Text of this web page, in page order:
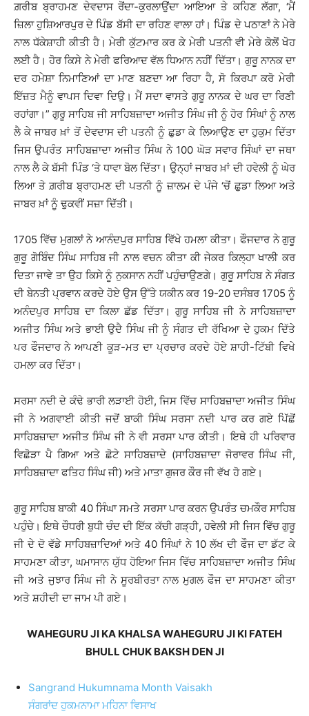
ਗ਼ਰੀਬ ਬ੍ਰਾਹਮਣ ਦੇਵਦਾਸ ਰੋਂਦਾ-ਕੁਰਲਾਉਂਦਾ ਆਇਆ ਤੇ ਕਹਿਣ ਲੱਗਾ, ‘ਮੈਂ
ਜ਼ਿਲਾ ਹੁਸ਼ਿਆਰਪੁਰ ਦੇ ਪਿੰਡ ਬੱਸੀ ਦਾ ਰਹਿਣ ਵਾਲਾ ਹਾਂ। ਪਿੰਡ ਦੇ ਪਠਾਣਾਂ ਨੇ ਮੇਰੇ
ਨਾਲ ਧੱਕੇਸ਼ਾਹੀ ਕੀਤੀ ਹੈ। ਮੇਰੀ ਕੁੱਟਮਾਰ ਕਰ ਕੇ ਮੇਰੀ ਪਤਨੀ ਵੀ ਮੇਰੇ ਕੋਲੋਂ ਖੋਹ
ਲਈ ਹੈ। ਹੋਰ ਕਿਸੇ ਨੇ ਮੇਰੀ ਫਰਿਆਦ ਵੱਲ ਧਿਆਨ ਨਹੀਂ ਦਿੱਤਾ। ਗੁਰੂ ਨਾਨਕ ਦਾ
ਦਰ ਹਮੇਸ਼ਾ ਨਿਮਾਣਿਆਂ ਦਾ ਮਾਣ ਬਣਦਾ ਆ ਰਿਹਾ ਹੈ, ਸੋ ਕਿਰਪਾ ਕਰੋ ਮੇਰੀ
ਇੱਜ਼ਤ ਮੈਨੂੰ ਵਾਪਸ ਦਿਵਾ ਦਿਉ। ਮੈਂ ਸਦਾ ਵਾਸਤੇ ਗੁਰੂ ਨਾਨਕ ਦੇ ਘਰ ਦਾ ਰਿਣੀ
ਰਹਾਂਗਾ।” ਗੁਰੂ ਸਾਹਿਬ ਜੀ ਸਾਹਿਬਜ਼ਾਦਾ ਅਜੀਤ ਸਿੰਘ ਜੀ ਨੂੰ ਹੋਰ ਸਿੰਘਾਂ ਨੂੰ ਨਾਲ
ਲੈ ਕੇ ਜਾਬਰ ਖ਼ਾਂ ਤੋਂ ਦੇਵਦਾਸ ਦੀ ਪਤਨੀ ਨੂੰ ਛੁਡਾ ਕੇ ਲਿਆਉਣ ਦਾ ਹੁਕੁਮ ਦਿੱਤਾ
ਜਿਸ ਉਪਰੰਤ ਸਾਹਿਬਜ਼ਾਦਾ ਅਜੀਤ ਸਿੰਘ ਨੇ 100 ਘੋੜ ਸਵਾਰ ਸਿੰਘਾਂ ਦਾ ਜਥਾ
ਨਾਲ ਲੈ ਕੇ ਬੱਸੀ ਪਿੰਡ ‘ਤੇ ਧਾਵਾ ਬੋਲ ਦਿੱਤਾ। ਉਨ੍ਹਾਂ ਜਾਬਰ ਖ਼ਾਂ ਦੀ ਹਵੇਲੀ ਨੂੰ ਘੇਰ
ਲਿਆ ਤੇ ਗ਼ਰੀਬ ਬ੍ਰਾਹਮਣ ਦੀ ਪਤਨੀ ਨੂੰ ਜ਼ਾਲਮ ਦੇ ਪੰਜੇ ‘ਚੋਂ ਛੁਡਾ ਲਿਆ ਅਤੇ
ਜਾਬਰ ਖ਼ਾਂ ਨੂੰ ਢੁਕਵੀਂ ਸਜ਼ਾ ਦਿੱਤੀ।
1705 ਵਿੱਚ ਮੁਗਲਾਂ ਨੇ ਆਨੰਦਪੁਰ ਸਾਹਿਬ ਵਿੱਖੇ ਹਮਲਾ ਕੀਤਾ। ਫੌਜਦਾਰ ਨੇ ਗੁਰੂ
ਗੁਰੂ ਗੋਬਿੰਦ ਸਿੰਘ ਸਾਹਿਬ ਜੀ ਨਾਲ ਵਚਨ ਕੀਤਾ ਕੀ ਜੇਕਰ ਕਿਲ੍ਹਾ ਖਾਲੀ ਕਰ
ਦਿਤਾ ਜਾਵੇ ਤਾ ਉਹ ਕਿਸੇ ਨੂੰ ਨੁਕਸਾਨ ਨਹੀਂ ਪਹੁੰਚਾਉਣਗੇ। ਗੁਰੂ ਸਾਹਿਬ ਨੇ ਸੰਗਤ
ਦੀ ਬੇਨਤੀ ਪ੍ਰਵਾਨ ਕਰਦੇ ਹੋਏ ਉਸ ਉੱਤੇ ਯਕੀਨ ਕਰ 19-20 ਦਸੰਬਰ 1705 ਨੂੰ
ਅਨੰਦਪੁਰ ਸਾਹਿਬ ਦਾ ਕਿਲਾ ਛੱਡ ਦਿੱਤਾ। ਗੁਰੂ ਸਾਹਿਬ ਜੀ ਨੇ ਸਾਹਿਬਜ਼ਾਦਾ
ਅਜੀਤ ਸਿੰਘ ਅਤੇ ਭਾਈ ਉਦੈ ਸਿੰਘ ਜੀ ਨੂੰ ਸੰਗਤ ਦੀ ਰੱਖਿਆ ਦੇ ਹੁਕਮ ਦਿੱਤੇ
ਪਰ ਫੌਜਦਾਰ ਨੇ ਆਪਣੀ ਕੂੜ-ਮਤ ਦਾ ਪ੍ਰਚਾਰ ਕਰਦੇ ਹੋਏ ਸ਼ਾਹੀ-ਟਿੱਬੀ ਵਿਖੇ
ਹਮਲਾ ਕਰ ਦਿੱਤਾ।
ਸਰਸਾ ਨਦੀ ਦੇ ਕੰਢੇ ਭਾਰੀ ਲੜਾਈ ਹੋਈ, ਜਿਸ ਵਿੱਚ ਸਾਹਿਬਜ਼ਾਦਾ ਅਜੀਤ ਸਿੰਘ
ਜੀ ਨੇ ਅਗਵਾਈ ਕੀਤੀ ਜਦੋਂ ਬਾਕੀ ਸਿੰਘ ਸਰਸਾ ਨਦੀ ਪਾਰ ਕਰ ਗਏ ਪਿੱਛੋਂ
ਸਾਹਿਬਜ਼ਾਦਾ ਅਜੀਤ ਸਿੰਘ ਜੀ ਨੇ ਵੀ ਸਰਸਾ ਪਾਰ ਕੀਤੀ। ਇਥੇ ਹੀ ਪਰਿਵਾਰ
ਵਿਛੋੜਾ ਪੈ ਗਿਆ ਅਤੇ ਛੋਟੇ ਸਾਹਿਬਜ਼ਾਦੇ (ਸਾਹਿਬਜ਼ਾਦਾ ਜੋਰਾਵਰ ਸਿੰਘ ਜੀ,
ਸਾਹਿਬਜ਼ਾਦਾ ਫਤਿਹ ਸਿੰਘ ਜੀ) ਅਤੇ ਮਾਤਾ ਗੁਜਰ ਕੌਰ ਜੀ ਵੱਖ ਹੋ ਗਏ।
ਗੁਰੂ ਸਾਹਿਬ ਬਾਕੀ 40 ਸਿੰਘਾ ਸਮਤੇ ਸਰਸਾ ਪਾਰ ਕਰਨ ਉਪਰੰਤ ਚਮਕੌਰ ਸਾਹਿਬ
ਪਹੁੰਚੇ। ਇਥੇ ਚੌਧਰੀ ਬੁਧੀ ਚੰਦ ਦੀ ਇੱਕ ਕੱਚੀ ਗੜ੍ਹੀ, ਹਵੇਲੀ ਸੀ ਜਿਸ ਵਿੱਚ ਗੁਰੂ
ਜੀ ਦੇ ਦੋ ਵੱਡੇ ਸਾਹਿਬਜ਼ਾਦਿਆਂ ਅਤੇ 40 ਸਿੰਘਾਂ ਨੇ 10 ਲੱਖ ਦੀ ਫੌਜ ਦਾ ਡੱਟ ਕੇ
ਸਾਹਮਣਾ ਕੀਤਾ, ਘਮਾਸਾਨ ਯੁੱਧ ਹੋਇਆ ਜਿਸ ਵਿੱਚ ਸਾਹਿਬਜ਼ਾਦਾ ਅਜੀਤ ਸਿੰਘ
ਜੀ ਅਤੇ ਜੁਝਾਰ ਸਿੰਘ ਜੀ ਨੇ ਸੂਰਬੀਰਤਾ ਨਾਲ ਮੁਗਲ ਫੌਜ ਦਾ ਸਾਹਮਣਾ ਕੀਤਾ
ਅਤੇ ਸ਼ਹੀਦੀ ਦਾ ਜਾਮ ਪੀ ਗਏ।
WAHEGURU JI KA KHALSA WAHEGURU JI KI FATEH
BHULL CHUK BAKSH DEN JI
Sangrand Hukumnama Month Vaisakh
ਸੰਗਰਾਂਦ ਹੁਕਮਨਾਮਾ ਮਹਿਨਾ ਵਿਸਾਖ